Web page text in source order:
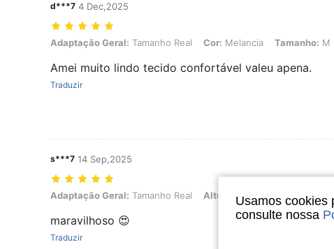
d***7 4 Dec,2025
Adaptação Geral: Tamanho Real, Cor: Melancia, Tamanho: M
Adaptação Geral: Tamanho Real Cor: Melancia Tamanho: M
Amei muito lindo tecido confortável valeu apena.
Traduzir
s***7 14 Sep,2025
Adaptação Geral: Tamanho Real, Altura: 160 cm / 63 in, Cor: Melancia,
Adaptação Geral: Tamanho Real Altura: 160 cm / 63 in Cor:
maravilhoso 😍
Traduzir
Usamos cookies
consulte nossa